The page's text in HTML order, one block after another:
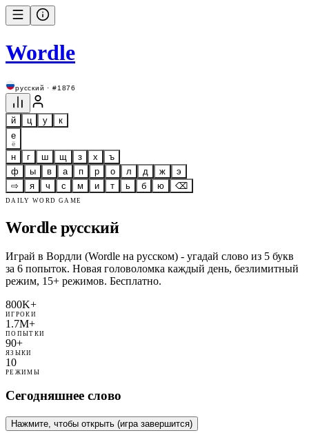
Wordle
русский · #1876
й ц у
к
е
ё
н г ш щ з х
ъ
ф
ы в а п р о л д ж
э
⇨
я ч с м и т ь б ю ⌫
DAILY WORD GAME
Wordle русский
Играй в Вордли (Wordle на русском) - угадай слово из 5 букв
за 6 попыток. Новая головоломка каждый день, безлимитный
режим, 15+ режимов. Бесплатно.
800K+
ИГРОКИ
1.7M+
ПОПЫТКИ
90+
ЯЗЫКИ
10
РЕЖИМЫ
Сегодняшнее слово
Нажмите, чтобы открыть (игра завершится)